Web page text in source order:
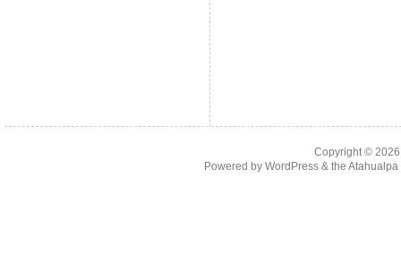
Copyright ©
Powered by WordPress& the Atahualpa